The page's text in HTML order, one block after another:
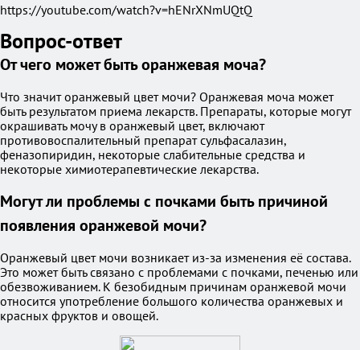
https://youtube.com/watch?v=hENrXNmUQtQ
Вопрос-ответ
От чего может быть оранжевая моча?
Что значит оранжевый цвет мочи? Оранжевая моча может
быть результатом приема лекарств. Препараты, которые могут
окрашивать мочу в оранжевый цвет, включают
противовоспалительный препарат сульфасалазин,
феназопиридин, некоторые слабительные средства и
некоторые химиотерапевтические лекарства.
Могут ли проблемы с почками быть причиной
появления оранжевой мочи?
Оранжевый цвет мочи возникает из-за изменения её состава.
Это может быть связано с проблемами с почками, печенью или
обезвоживанием. К безобидным причинам оранжевой мочи
относится употребление большого количества оранжевых и
красных фруктов и овощей.